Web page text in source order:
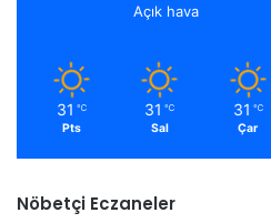
Açık hava
31 ℃
Pts
31 ℃
Sal
31 ℃
Çar
Nöbetçi Eczaneler